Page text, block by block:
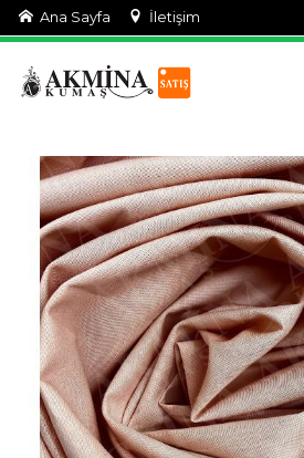
Ana Sayfa İletişim